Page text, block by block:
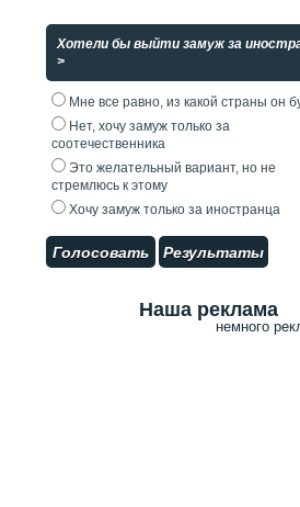
Хотели бы выйти замуж за
>
Мне все равно, из какой страны он
Нет, хочу замуж только за
соотечественника
Это желательный вариант, но не
стремлюсь к этому
Хочу замуж только за иностранца
Голосовать Результаты
Наша реклама
немного